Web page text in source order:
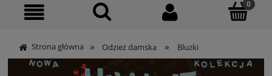
Strona główna » Odzież damska » Bluzki